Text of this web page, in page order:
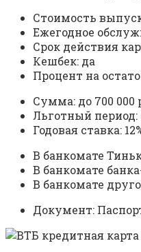
Стоимость
Ежегодное
Срок действия
Кешбек: да
Процент на
Сумма: до 700 000
Льготный период:
Годовая ставка:
В банкомате
В банкомате
В банкомате
Документ: